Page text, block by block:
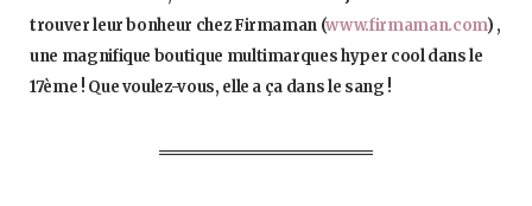
trouver leur bonheur chez Firmaman (www.firmaman.com) ,
une magnifique boutique multimarques hyper cool dans le
17ème ! Que voulez-vous, elle a ça dans le sang !